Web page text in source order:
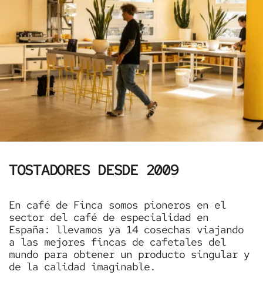
TOSTADORES DESDE 2009
En café de Finca somos pioneros en el
sector del café de especialidad en
España: llevamos ya 14 cosechas viajando
a las mejores fincas de cafetales del
mundo para obtener un producto singular y
de la calidad imaginable.